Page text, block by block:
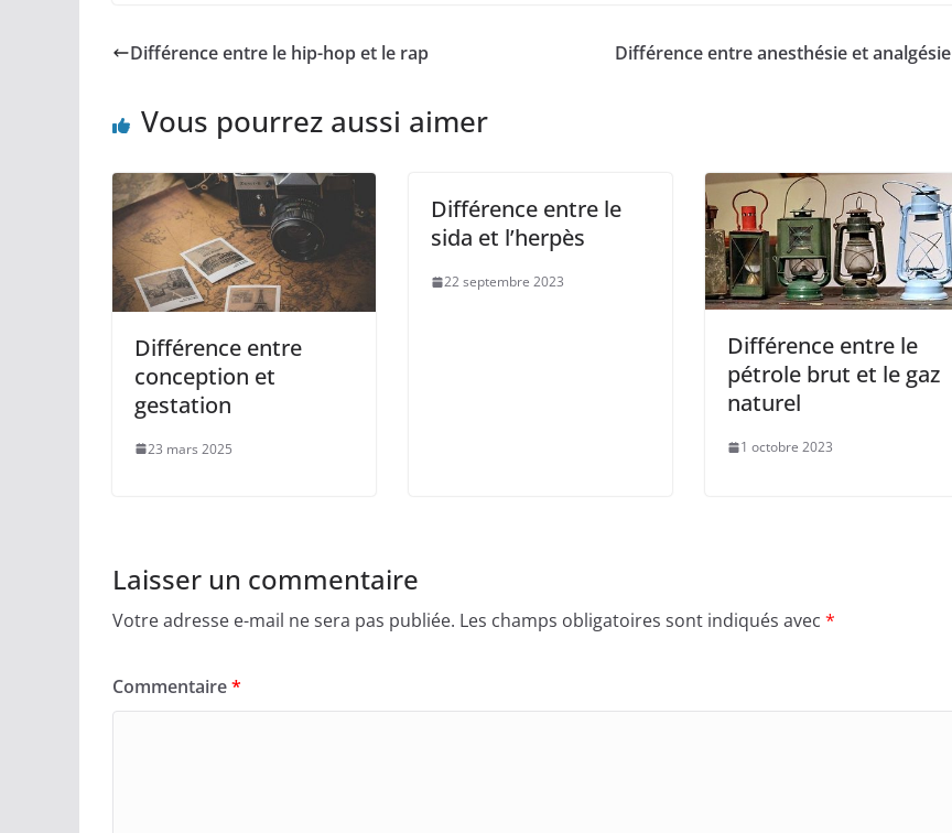
Différence entre le hip-hop et le rap Différence entre anesthésie et analgésie
Vous pourrez aussi aimer
Différence entre
conception et
gestation
23 mars 2025
Différence entre le
sida et l’herpès
22 septembre 2023
Différence entre le
pétrole brut et le gaz
naturel
1 octobre 2023
Laisser un commentaire
Votre adresse e-mail ne sera pas publiée. Les champs obligatoires sont indiqués avec *
Commentaire*